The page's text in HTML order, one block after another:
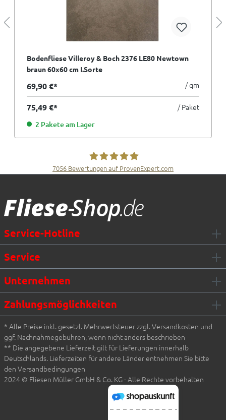
Bodenfliese Villeroy & Boch 2376 LE80 Newtown
braun 60x60 cm I.Sorte
69,90 €* / qm
75,49 €* / Paket
2 Pakete am Lager
7056 Bewertungen auf ProvenExpert.com
Service-Hotline
Service
Unternehmen
Zahlungsmöglichkeiten
* Alle Preise inkl. gesetzl. Mehrwertsteuer zzgl. Versandkosten und
ggf. Nachnahmegebühren, wenn nicht anders beschrieben
** Die angegebene Lieferzeit gilt für Lieferungen innerhalb
Deutschlands. Lieferzeiten für andere Länder entnehmen Sie bitte
den Versandbedingungen
2024 © Fliesen Müller GmbH & Co. KG - Alle Rechte vorbehalten